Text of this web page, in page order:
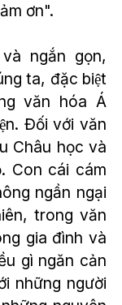
ơn".
ngắn gọn,
ta, đặc biệt
văn hóa Á
Đối với văn
Châu học và
Con cái cám
ngần ngại
trong văn
gia đình và
gì ngăn cản
những người